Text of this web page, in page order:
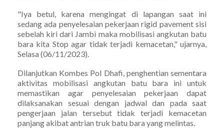
"Iya betul, karena mengingat di lapangan saat ini
sedang ada penyelesaian pekerjaan rigid pavement sisi
sebelah kiri dari Jambi maka mobilisasi angkutan batu
bara kita Stop agar tidak terjadi kemacetan," ujarnya,
Selasa (06/11/2023).
Dilanjutkan Kombes Pol Dhafi, penghentian sementara
aktivitas mobilisasi angkutan batu bara ini untuk
memastikan agar penyelesaian pekerjaan dapat
dilaksanakan sesuai dengan jadwal dan pada saat
pengerjaan jalan tersebut tidak terjadi kemacetan
panjang akibat antrian truk batu bara yang melintas.